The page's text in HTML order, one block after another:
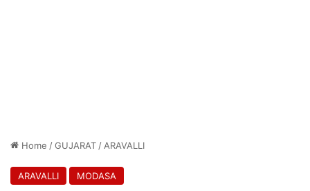
Home /GUJARAT / ARAVALLI
ARAVALLI MODASA